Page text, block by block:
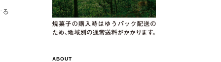
る
ABOUT